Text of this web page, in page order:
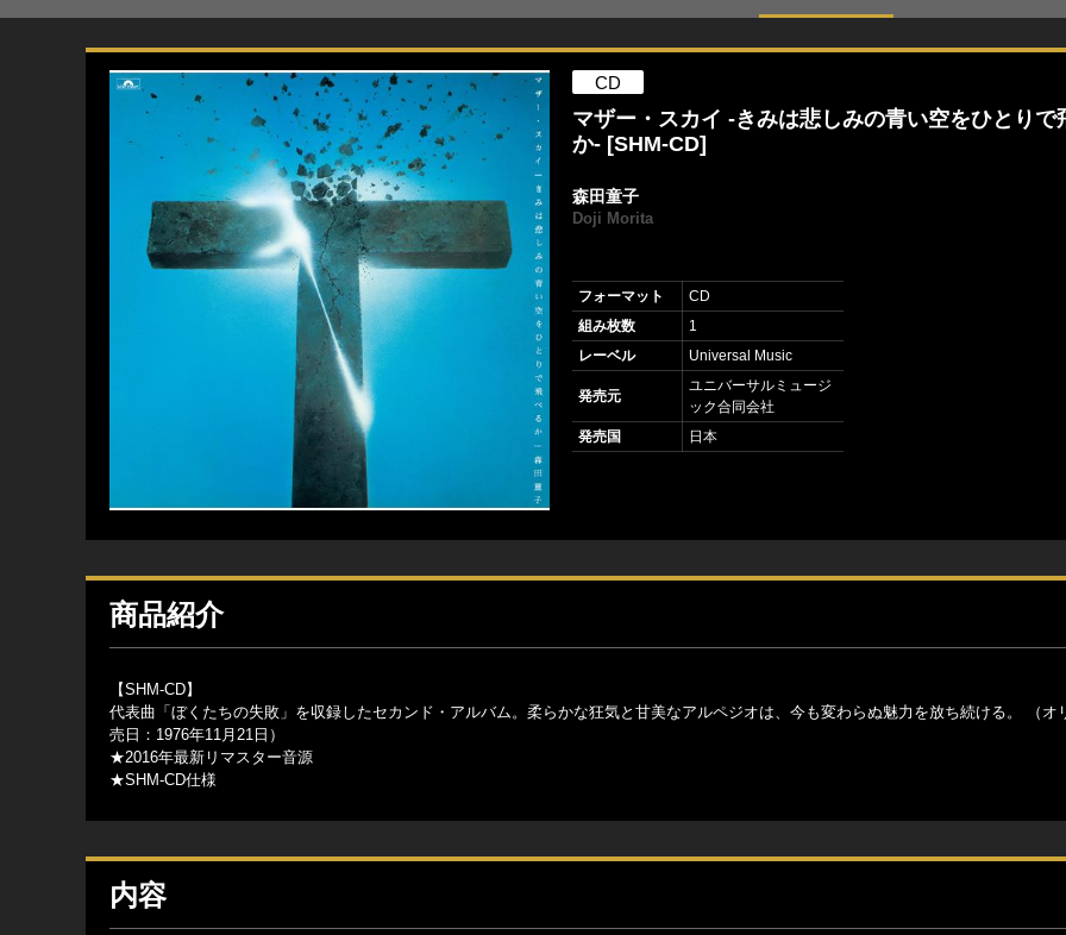
CD
マザー・スカイ -きみは悲しみの青い空をひとりで
か- [SHM-CD]
森田童子
Doji Morita
フォーマット
CD
組み枚数
1
レーベル
Universal Music
発売元
ユニバーサルミュージ
ック合同会社
発売国
日本
商品紹介
【SHM-CD】
代表曲「ぼくたちの失敗」を収録したセカンド・アルバム。柔らかな狂気と甘美なアルペジオは、今も変わらぬ魅力を放ち続ける。 （オ
売日：1976年11月21日）
★2016年最新リマスター音源
★SHM-CD仕様
内容